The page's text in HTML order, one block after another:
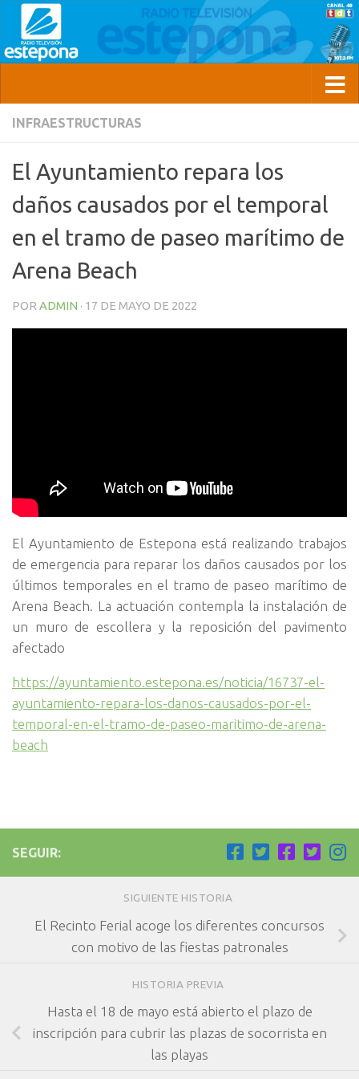
INFRAESTRUCTURAS
El Ayuntamiento repara los
daños causados por el temporal
en el tramo de paseo marítimo de
Arena Beach
POR ADMIN · 17 DE MAYO DE 2022
El Ayuntamiento de Estepona está realizando trabajos
de emergencia para reparar los daños causados por los
últimos temporales en el tramo de paseo marítimo de
Arena Beach. La actuación contempla la instalación de
un muro de escollera y la reposición del pavimento
afectado
https://ayuntamiento.estepona.es/noticia/16737-el-
ayuntamiento-repara-los-danos-causados-por-el-
temporal-en-el-tramo-de-paseo-maritimo-de-arena-
beach
SEGUIR:
SIGUIENTE HISTORIA
El Recinto Ferial acoge los diferentes concursos
con motivo de las fiestas patronales
HISTORIA PREVIA
Hasta el 18 de mayo está abierto el plazo de
inscripción para cubrir las plazas de socorrista en
las playas